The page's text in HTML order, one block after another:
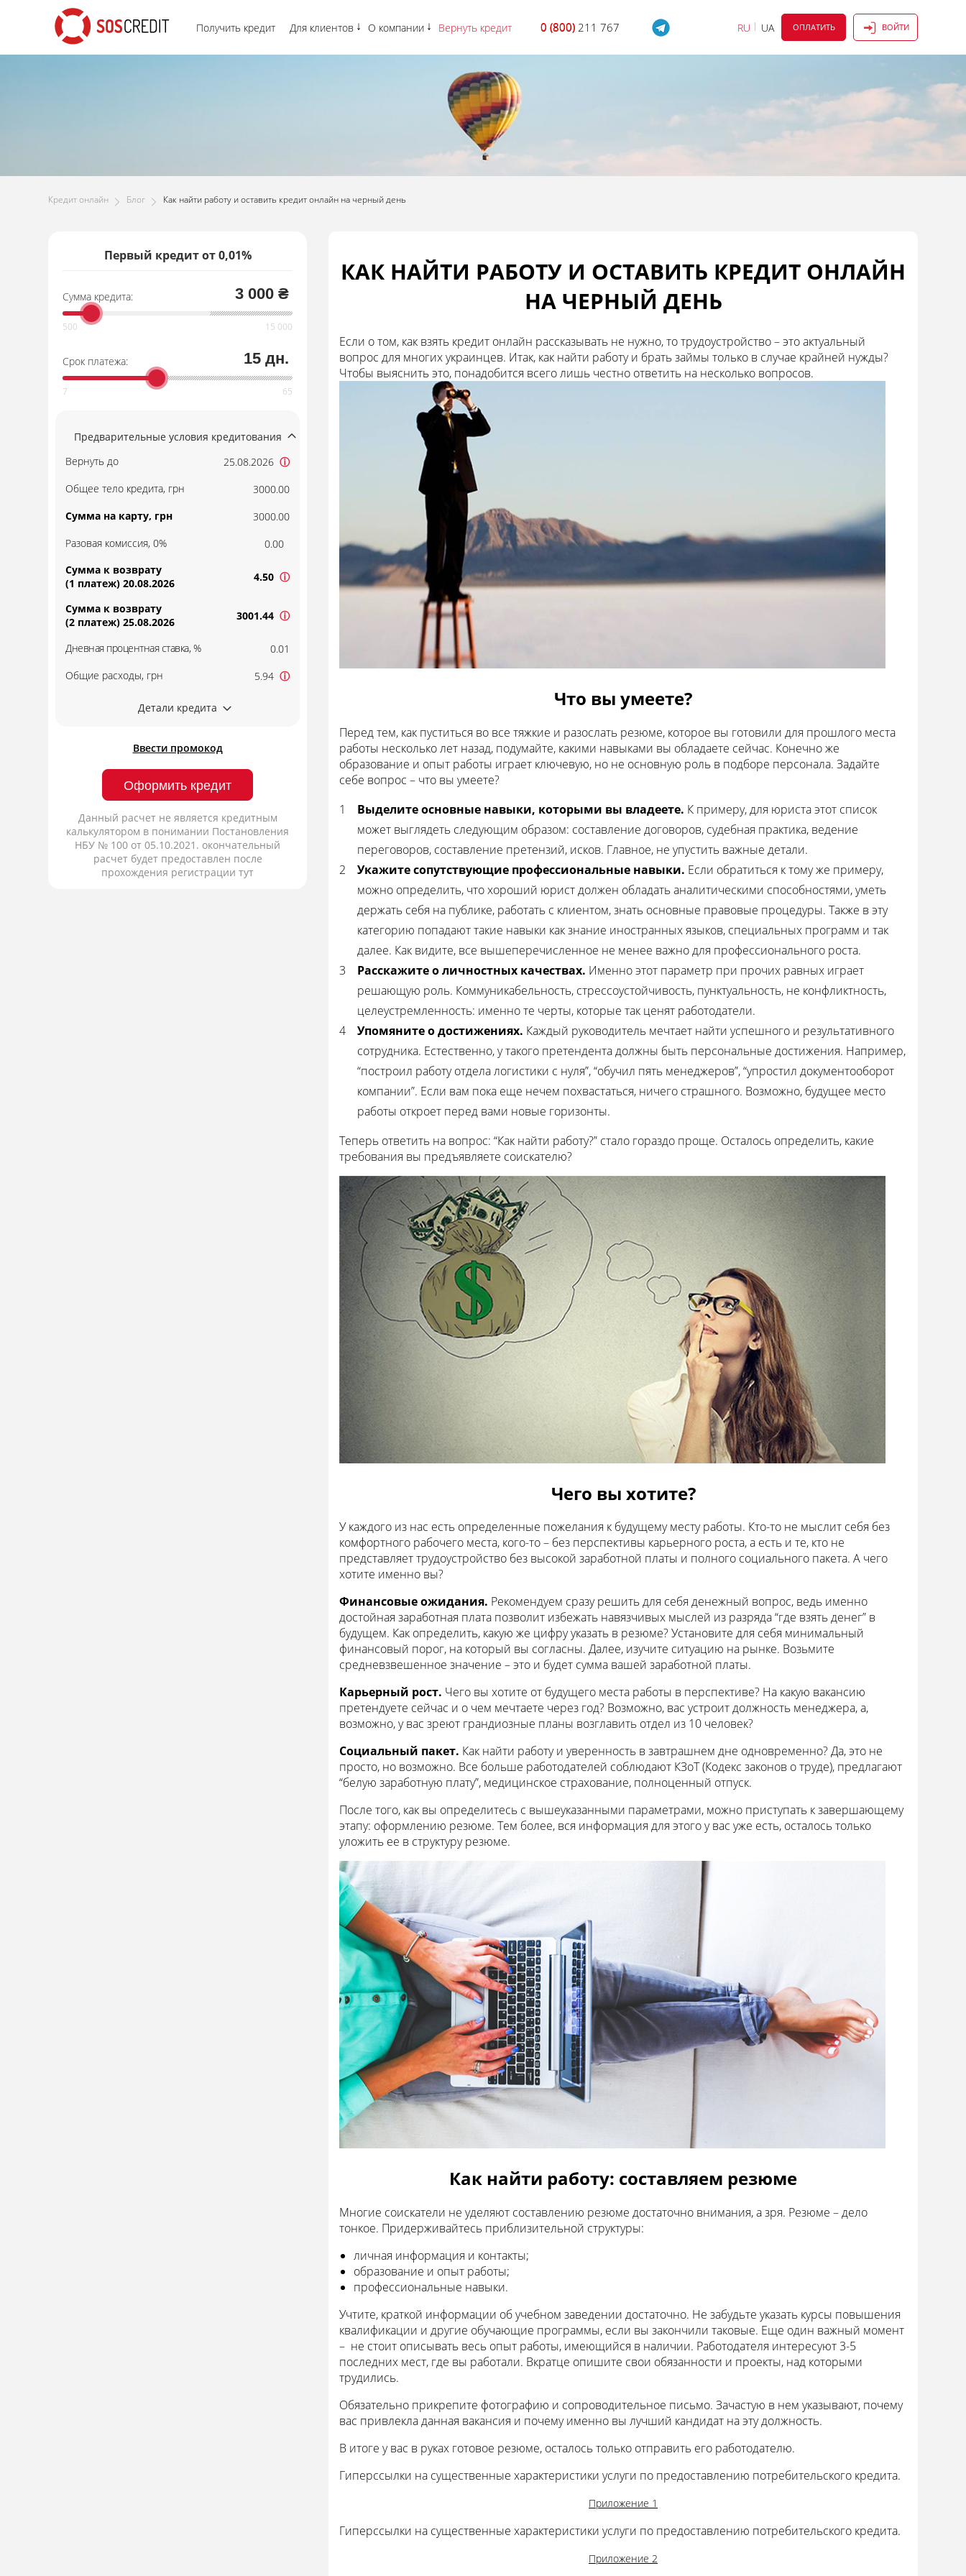
Получить кредит Для клиентов О компании Вернуть кредит 0 (800)
0 (800) 211 767 RU UA ОПЛАТИТЬ ВОЙТИ
Кредит онлайн Блог Как найти работу и оставить кредит онлайн на черный день
Первый кредит от 0,01%
Сумма кредита: 3 000 ₴
Срок платежа: 15 дн.
Предварительные условия кредитования
Вернуть до
25.08.2026 ⓘ
Общее тело кредита, грн
3000.00
Сумма на карту, грн
3000.00
Разовая комиссия, 0%
0.00
Сумма к возврату
(1 платеж) 20.08.2026
4.50 ⓘ
Сумма к возврату
(2 платеж) 25.08.2026
3001.44 ⓘ
Дневная процентная ставка, %
0.01
Общие расходы, грн
5.94 ⓘ
Детали кредита
Ввести промокод
Оформить кредит
Данный расчет не является кредитным
калькулятором в понимании Постановления
НБУ № 100 от 05.10.2021. окончательный
расчет будет предоставлен после
прохождения регистрации тут
КАК НАЙТИ РАБОТУ И ОСТАВИТЬ КРЕДИТ ОНЛАЙН
НА ЧЕРНЫЙ ДЕНЬ
Если о том, как взять кредит онлайн рассказывать не нужно, то трудоустройство – это актуальный
вопрос для многих украинцев. Итак, как найти работу и брать займы только в случае крайней нужды?
Чтобы выяснить это, понадобится всего лишь честно ответить на несколько вопросов.
Что вы умеете?
Перед тем, как пуститься во все тяжкие и разослать резюме, которое вы готовили для прошлого места
работы несколько лет назад, подумайте, какими навыками вы обладаете сейчас. Конечно же
образование и опыт работы играет ключевую, но не основную роль в подборе персонала. Задайте
себе вопрос – что вы умеете?
Выделите основные навыки, которыми вы владеете. К примеру, для юриста этот список
может выглядеть следующим образом: составление договоров, судебная практика, ведение
переговоров, составление претензий, исков. Главное, не упустить важные детали.
Укажите сопутствующие профессиональные навыки. Если обратиться к тому же примеру,
можно определить, что хороший юрист должен обладать аналитическими способностями, уметь
держать себя на публике, работать с клиентом, знать основные правовые процедуры. Также в эту
категорию попадают такие навыки как знание иностранных языков, специальных программ и так
далее. Как видите, все вышеперечисленное не менее важно для профессионального роста.
Расскажите о личностных качествах. Именно этот параметр при прочих равных играет
решающую роль. Коммуникабельность, стрессоустойчивость, пунктуальность, не конфликтность,
целеустремленность: именно те черты, которые так ценят работодатели.
Упомяните о достижениях. Каждый руководитель мечтает найти успешного и результативного
сотрудника. Естественно, у такого претендента должны быть персональные достижения. Например,
“построил работу отдела логистики с нуля”, “обучил пять менеджеров”, “упростил документооборот
компании”. Если вам пока еще нечем похвастаться, ничего страшного. Возможно, будущее место
работы откроет перед вами новые горизонты.
Теперь ответить на вопрос: “Как найти работу?” стало гораздо проще. Осталось определить, какие
требования вы предъявляете соискателю?
Чего вы хотите?
У каждого из нас есть определенные пожелания к будущему месту работы. Кто-то не мыслит себя без
комфортного рабочего места, кого-то – без перспективы карьерного роста, а есть и те, кто не
представляет трудоустройство без высокой заработной платы и полного социального пакета. А чего
хотите именно вы?
Финансовые ожидания. Рекомендуем сразу решить для себя денежный вопрос, ведь именно
достойная заработная плата позволит избежать навязчивых мыслей из разряда “где взять денег” в
будущем. Как определить, какую же цифру указать в резюме? Установите для себя минимальный
финансовый порог, на который вы согласны. Далее, изучите ситуацию на рынке. Возьмите
средневзвешенное значение – это и будет сумма вашей заработной платы.
Карьерный рост. Чего вы хотите от будущего места работы в перспективе? На какую вакансию
претендуете сейчас и о чем мечтаете через год? Возможно, вас устроит должность менеджера, а,
возможно, у вас зреют грандиозные планы возглавить отдел из 10 человек?
Социальный пакет. Как найти работу и уверенность в завтрашнем дне одновременно? Да, это не
просто, но возможно. Все больше работодателей соблюдают КЗоТ (Кодекс законов о труде), предлагают
“белую заработную плату”, медицинское страхование, полноценный отпуск.
После того, как вы определитесь с вышеуказанными параметрами, можно приступать к завершающему
этапу: оформлению резюме. Тем более, вся информация для этого у вас уже есть, осталось только
уложить ее в структуру резюме.
Как найти работу: составляем резюме
Многие соискатели не уделяют составлению резюме достаточно внимания, а зря. Резюме – дело
тонкое. Придерживайтесь приблизительной структуры:
личная информация и контакты;
образование и опыт работы;
профессиональные навыки.
Учтите, краткой информации об учебном заведении достаточно. Не забудьте указать курсы повышения
квалификации и другие обучающие программы, если вы закончили таковые. Еще один важный момент
– не стоит описывать весь опыт работы, имеющийся в наличии. Работодателя интересуют 3-5
последних мест, где вы работали. Вкратце опишите свои обязанности и проекты, над которыми
трудились.
Обязательно прикрепите фотографию и сопроводительное письмо. Зачастую в нем указывают, почему
вас привлекла данная вакансия и почему именно вы лучший кандидат на эту должность.
В итоге у вас в руках готовое резюме, осталось только отправить его работодателю.
Гиперссылки на существенные характеристики услуги по предоставлению потребительского кредита.
Приложение 1
Гиперссылки на существенные характеристики услуги по предоставлению потребительского кредита.
Приложение 2